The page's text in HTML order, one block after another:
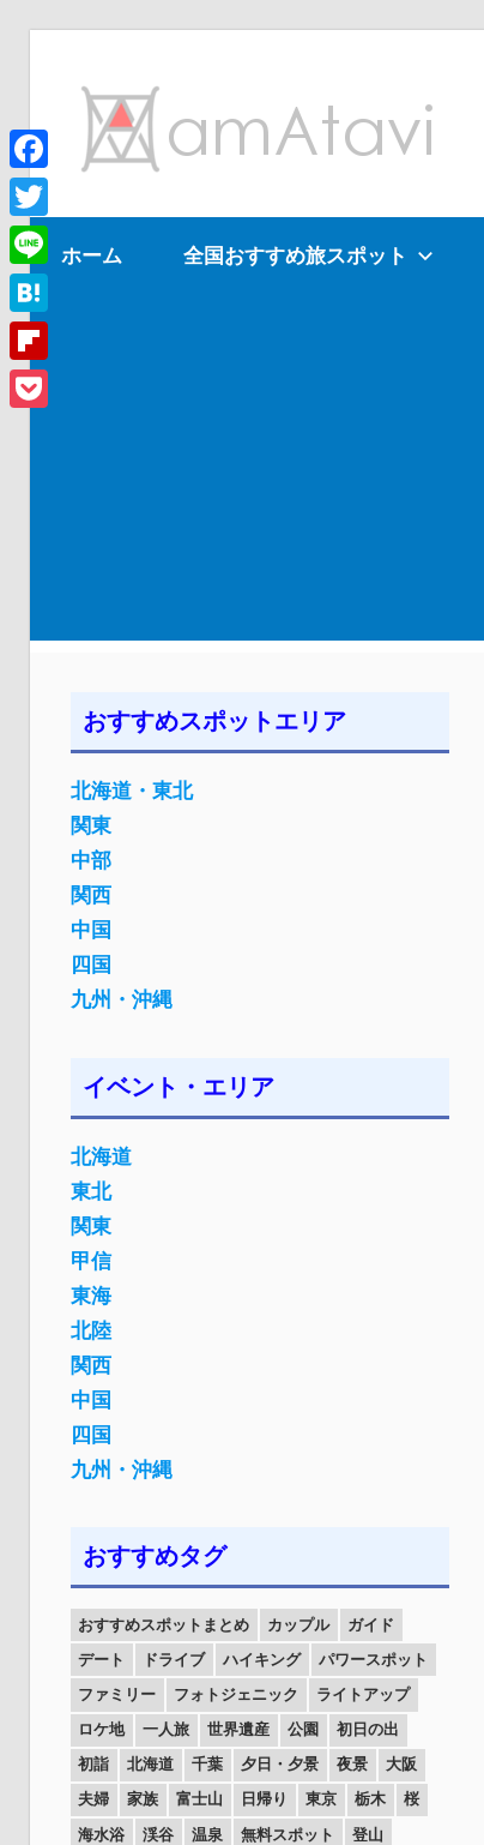
ン
ツ
へ
ス
キ
ッ
プ
を
見
ホーム 全国おすすめ旅スポット
おすすめスポットエリア
北海道・東北
関東
中部
関西
中国
四国
九州・沖縄
イベント・エリア
北海道
東北
関東
甲信
東海
北陸
関西
中国
四国
九州・沖縄
おすすめタグ
おすすめスポットまとめ カップル
ガイド
デート
ドライブ ハイキング
パワースポット
ファミリー
フォトジェニック
ライトアップ
ロケ地
一人旅 世界遺産 公園
初日の出
初詣
北海道 千葉 夕日・夕景 夜景
大阪
夫婦
家族 富士山 日帰り 東京 栃木
桜
海水浴
渓谷 温泉 無料スポット
登山
Facebook
Twitter
Line
Hatena
Flipboard